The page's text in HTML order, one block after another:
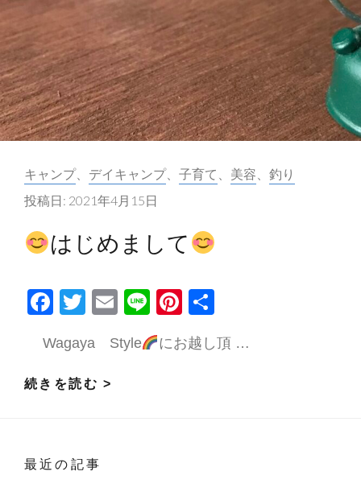
ア
ウ
ト
ド
ア
UV
対
日
け
対
🌤
カ
テ
リ
ー:
キャンプ、 デイキャンプ、 子育て 美容
釣り
投稿日: 2021年4月15日
はじめまして
F
e
b
k
T
itt
er
E
ai
Li
n
e
Pi
nt
er
Wagaya Style にお越し頂 …
続きを読む >
最近の記事